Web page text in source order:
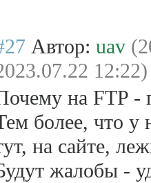
Автор: uav
12:22)
на FTP -
более, что у
на сайте,
жалобы -